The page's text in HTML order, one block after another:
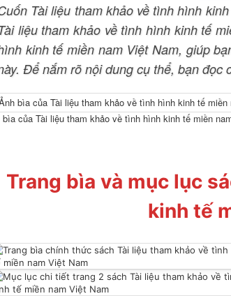
Tài liệu tham khảo về tình hình
liệu tham khảo về tình hình kinh tế
kinh tế miền nam Việt Nam, giúp
Để nắm rõ nội dung cụ thể, bạn đọc
bìa của Tài liệu tham khảo về tình hình kinh tế miền
Trang bìa và mục lục
kinh tế